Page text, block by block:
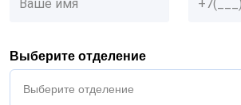
Выберите отделение
Выберите отделение